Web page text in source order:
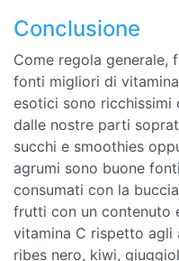
Conclusione
Come regola generale,
fonti migliori di
esotici sono ricchissimi
dalle nostre parti
succhi e smoothies
agrumi sono buone
consumati con la
frutti con un contenuto
vitamina C rispetto agli
ribes nero, kiwi,